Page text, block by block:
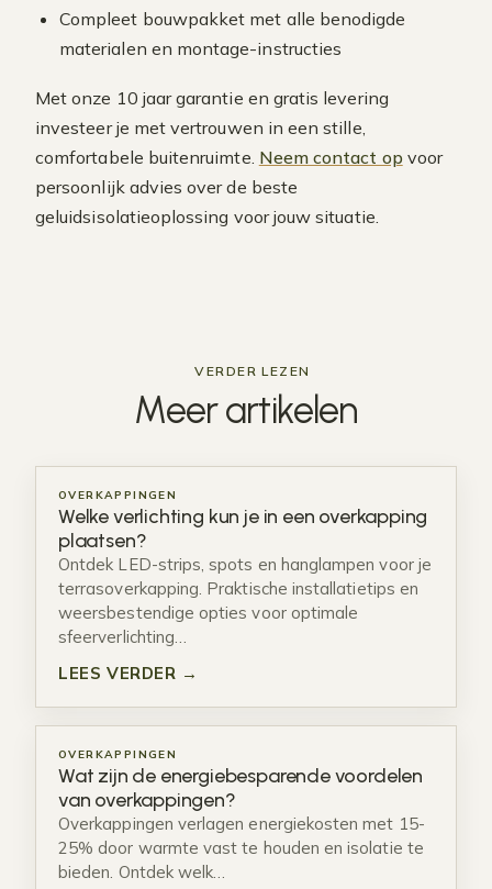
Compleet bouwpakket met alle benodigde
materialen en montage-instructies
Met onze 10 jaar garantie en gratis levering
investeer je met vertrouwen in een stille,
comfortabele buitenruimte. Neem contact op voor
persoonlijk advies over de beste
geluidsisolatieoplossing voor jouw situatie.
VERDER LEZEN
Meerartikelen
OVERKAPPINGEN
Welke verlichting kun je in een overkapping
plaatsen?
Ontdek LED-strips, spots en hanglampen voor je
terrasoverkapping. Praktische installatietips en
weersbestendige opties voor optimale
sfeerverlichting…
LEES VERDER →
OVERKAPPINGEN
Wat zijn de energiebesparende voordelen
van overkappingen?
Overkappingen verlagen energiekosten met 15-
25% door warmte vast te houden en isolatie te
bieden. Ontdek welk…